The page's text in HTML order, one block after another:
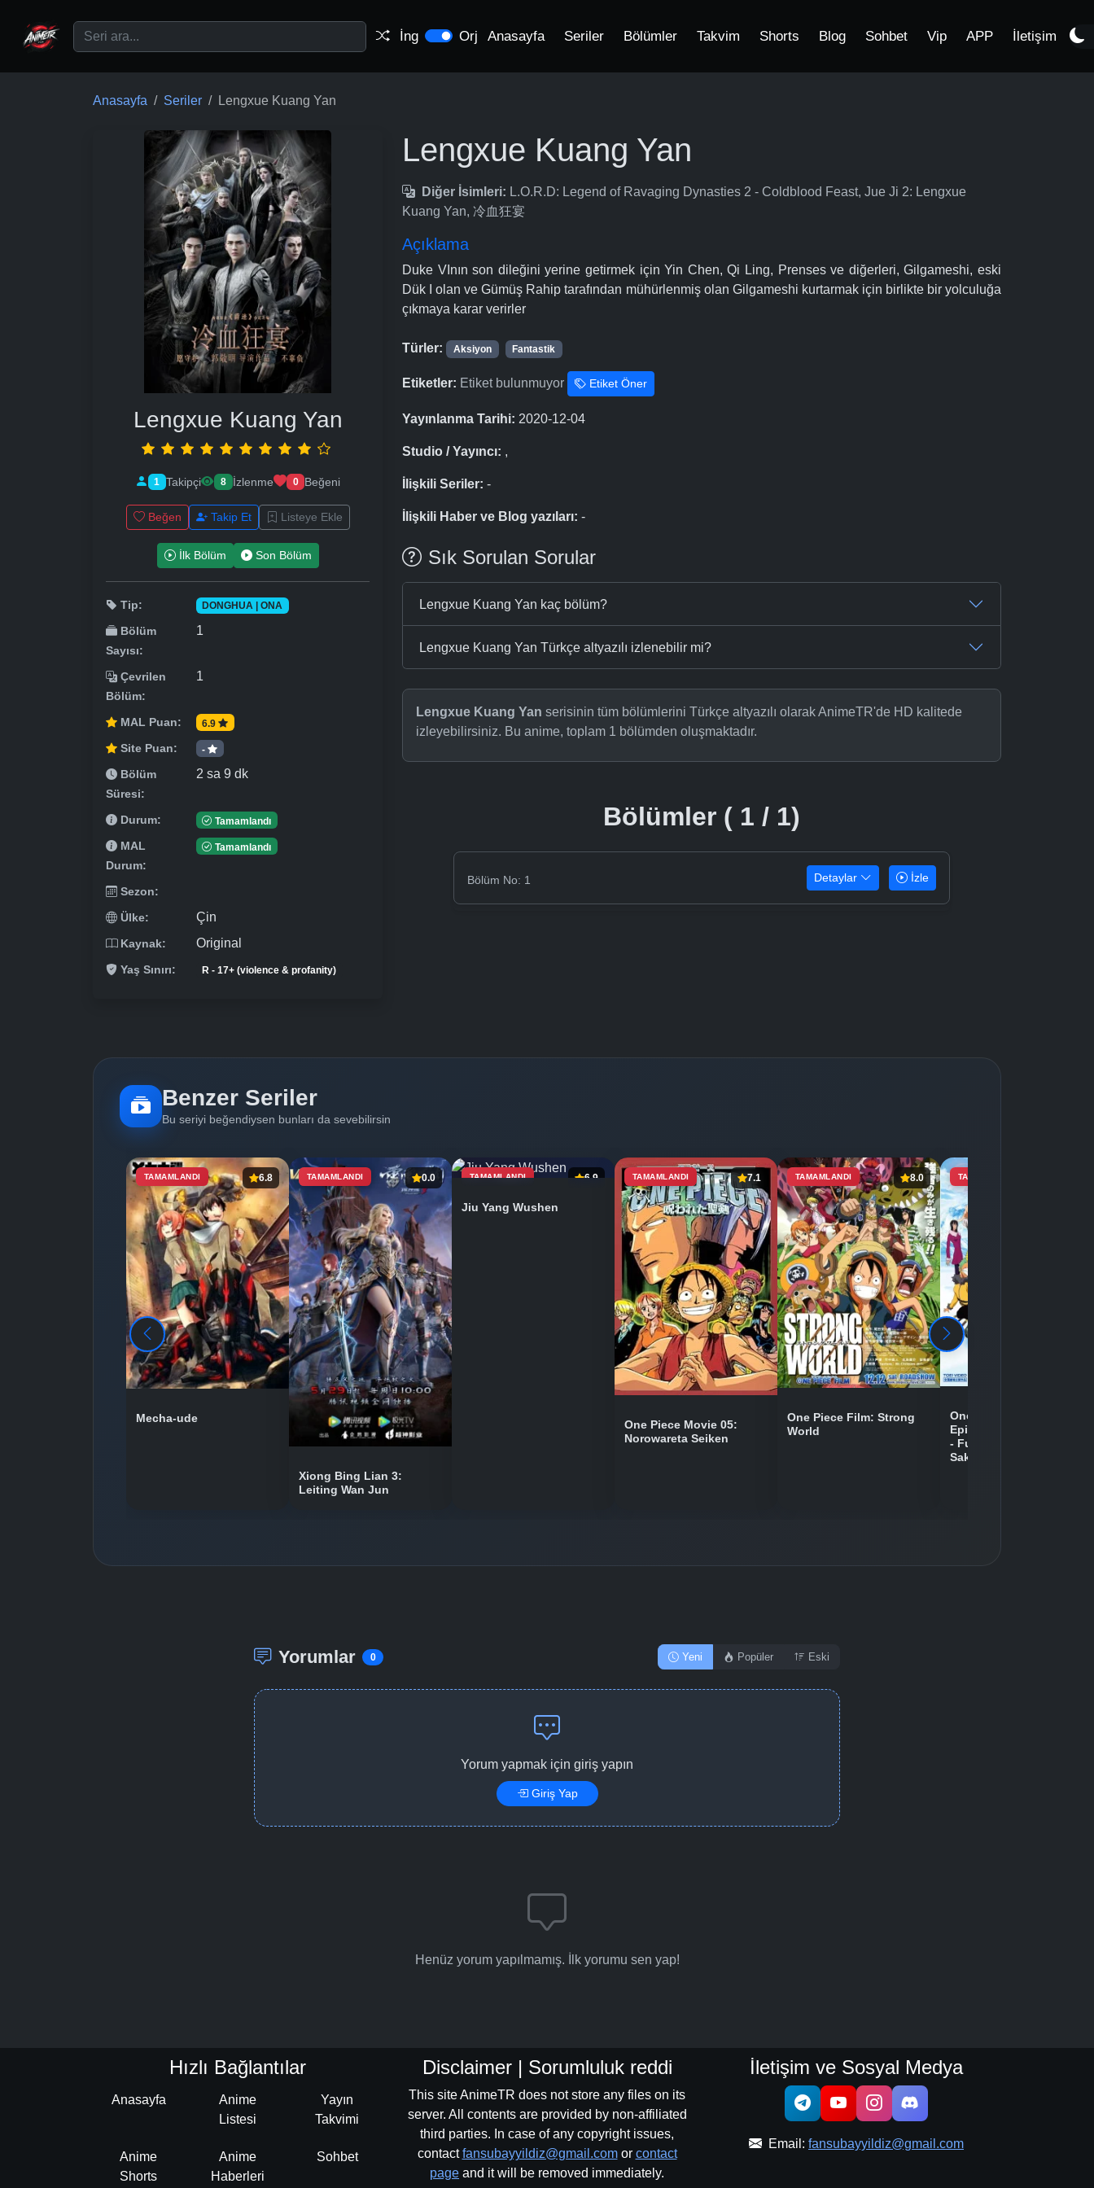
İng Orj Anasayfa Seriler Bölümler Takvim Shorts Blog Sohbet Vip APP İletişim
Anasayfa Seriler Lengxue Kuang Yan
Lengxue Kuang Yan
1 Takipçi 8 İzlenme 0 Beğeni
Beğen Takip Et Listeye Ekle
İlk Bölüm Son Bölüm
Tip: DONGHUA | ONA
Bölüm
Sayısı:
1
Çevrilen
Bölüm:
1
MAL Puan: 6.9
Site Puan: -
Bölüm
Süresi:
2 sa 9 dk
Durum: Tamamlandı
MAL
Durum:
Tamamlandı
Sezon:
Ülke:
Çin
Kaynak: Original
Yaş Sınırı: R - 17+ (violence & profanity)
Lengxue Kuang Yan
Diğer İsimleri: L.O.R.D: Legend of Ravaging Dynasties 2 - Coldblood Feast, Jue Ji 2: Lengxue
Kuang Yan, 冷血狂宴
Açıklama
Duke VInın son dileğini yerine getirmek için Yin Chen, Qi Ling, Prenses ve diğerleri, Gilgameshi, eski
Dük I olan ve Gümüş Rahip tarafından mühürlenmiş olan Gilgameshi kurtarmak için birlikte bir yolculuğa
çıkmaya karar verirler
Türler: Aksiyon Fantastik
Etiketler: Etiket bulunmuyor Etiket Öner
Yayınlanma Tarihi: 2020-12-04
Studio / Yayıncı: ,
İlişkili Seriler: -
İlişkili Haber ve Blog yazıları: -
Sık Sorulan Sorular
Lengxue Kuang Yan kaç bölüm?
Lengxue Kuang Yan Türkçe altyazılı izlenebilir mi?
Lengxue Kuang Yan serisinin tüm bölümlerini Türkçe altyazılı olarak AnimeTR'de HD kalitede
izleyebilirsiniz. Bu anime, toplam 1 bölümden oluşmaktadır.
Bölümler ( 1 / 1)
Bölüm No: 1 Detaylar İzle
Benzer Seriler
Bu seriyi beğendiysen bunları da sevebilirsin
TAMAMLANDI 6.8
Mecha-ude
TAMAMLANDI 0.0
Xiong Bing Lian 3:
Leiting Wan Jun
TAMAMLANDI 6.9
Jiu Yang Wushen
TAMAMLANDI 7.1
One Piece Movie 05:
Norowareta Seiken
TAMAMLANDI 8.0
One Piece Film: Strong
World
TAMAMLANDI
One Piece Movie 09:
Episode of Chopper Plus
- Fuyu ni Saku, Kiseki no
Sakura
Yorumlar 0 Yeni Popüler Eski
Yorum yapmak için giriş yapın
Giriş Yap
Henüz yorum yapılmamış. İlk yorumu sen yap!
Hızlı Bağlantılar
Anasayfa
Anime
Listesi
Yayın
Takvimi
Anime
Shorts
Anime
Haberleri
Sohbet
Disclaimer | Sorumluluk reddi
This site AnimeTR does not store any files on its
server. All contents are provided by non-affiliated
third parties. In case of any copyright issues,
contactfansubayyildiz@gmail.comor contact
page and it will be removed immediately.
İletişim ve Sosyal Medya
Email: fansubayyildiz@gmail.com